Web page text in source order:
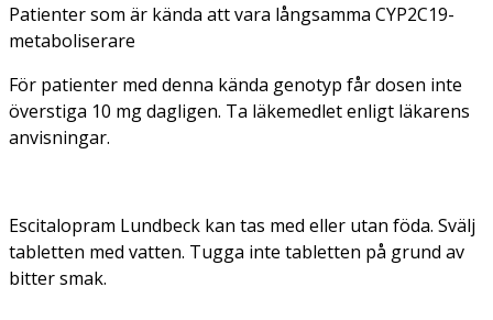
Patienter som är kända att vara långsamma CYP2C19-
metaboliserare
För patienter med denna kända genotyp får dosen inte
överstiga 10 mg dagligen. Ta läkemedlet enligt läkarens
anvisningar.
Escitalopram Lundbeck kan tas med eller utan föda. Svälj
tabletten med vatten. Tugga inte tabletten på grund av
bitter smak.